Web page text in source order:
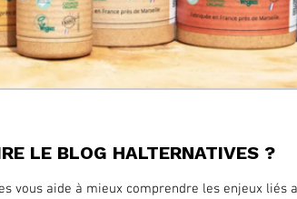
LE BLOG HALTERNATIVES ?
vous aide à mieux comprendre les enjeux